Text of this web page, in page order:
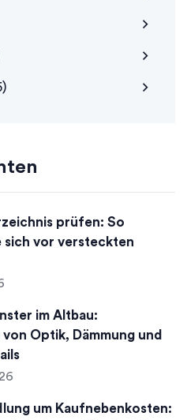
prüfen: So
sich vor versteckten
im Altbau:
Optik, Dämmung und
um Kaufnebenkosten: